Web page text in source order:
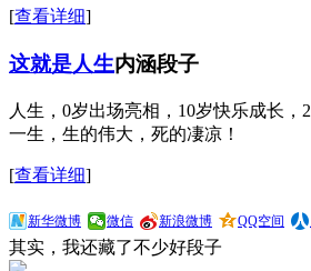
[查看详细]
这就是人生内涵段子
人生，0岁出场亮相，10岁快乐成长
一生，生的伟大，死的凄凉！
[查看详细]
新华微博 微信 新浪微博 QQ空间
其实，我还藏了不少好段子